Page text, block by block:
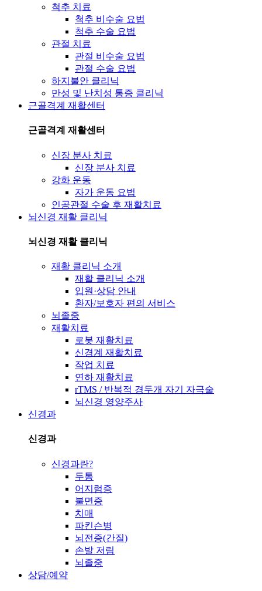
척추 치료
척추 비수술 요법
척추 수술 요법
관절 치료
관절 비수술 요법
관절 수술 요법
하지불안 클리닉
만성 및 난치성 통증 클리닉
근골격계 재활센터
근골격계 재활센터
신장 분사 치료
신장 분사 치료
강화 운동
자가 운동 요법
인공관절 수술 후 재활치료
뇌신경 재활 클리닉
뇌신경 재활 클리닉
재활 클리닉 소개
재활 클리닉 소개
입원·상담 안내
환자/보호자 편의 서비스
뇌졸중
재활치료
로봇 재활치료
신경계 재활치료
작업 치료
연하 재활치료
rTMS / 반복적 경두개 자기 자극술
뇌신경 영양주사
신경과
신경과
신경과란?
두통
어지럼증
불면증
치매
파킨슨병
뇌전증(간질)
손발 저림
뇌졸중
상담/예약